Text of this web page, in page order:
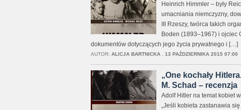
Heinrich Himmler – były
umacniania niemczyzny,
III Rzeszy, twórca takich
Boden (1893–1967) i ojciec
dokumentów dotyczących jego życia prywatnego i […]
AUTOR: ALICJA BARTNICKA, 13 PAŹDZIERNIKA 2015 07:00
„One kochały
M. Schad – recenzja
Adolf Hitler na temat kobiet
„Jeśli kobieta zastanawia